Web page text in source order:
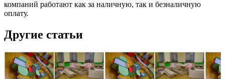
компаний работают как за наличную, так и безналичную
оплату.
Другие статьи